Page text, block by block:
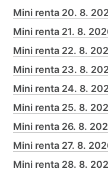
Mini renta 20. 8.
Mini renta 21. 8.
Mini renta 22. 8.
Mini renta 23. 8.
Mini renta 24. 8.
Mini renta 25. 8.
Mini renta 26. 8.
Mini renta 27. 8.
Mini renta 28. 8.